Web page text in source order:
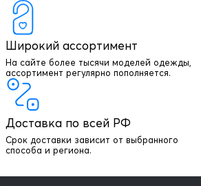
Широкий ассортимент
На сайте более тысячи моделей одежды,
ассортимент регулярно пополняется.
Доставка по всей РФ
Срок доставки зависит от выбранного
способа и региона.
+7 903 003 03 79
Написать директору